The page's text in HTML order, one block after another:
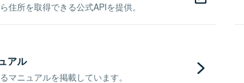
住所を取得できる公式APIを提供。
アル
マニュアルを掲載しています。